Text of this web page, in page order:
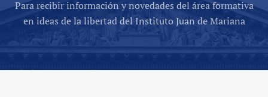
Para recibir información y novedades del área formativa
en ideas de la libertad del Instituto Juan de Mariana